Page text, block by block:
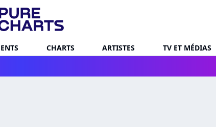
CHARTS ARTISTES TV ET MÉDIAS